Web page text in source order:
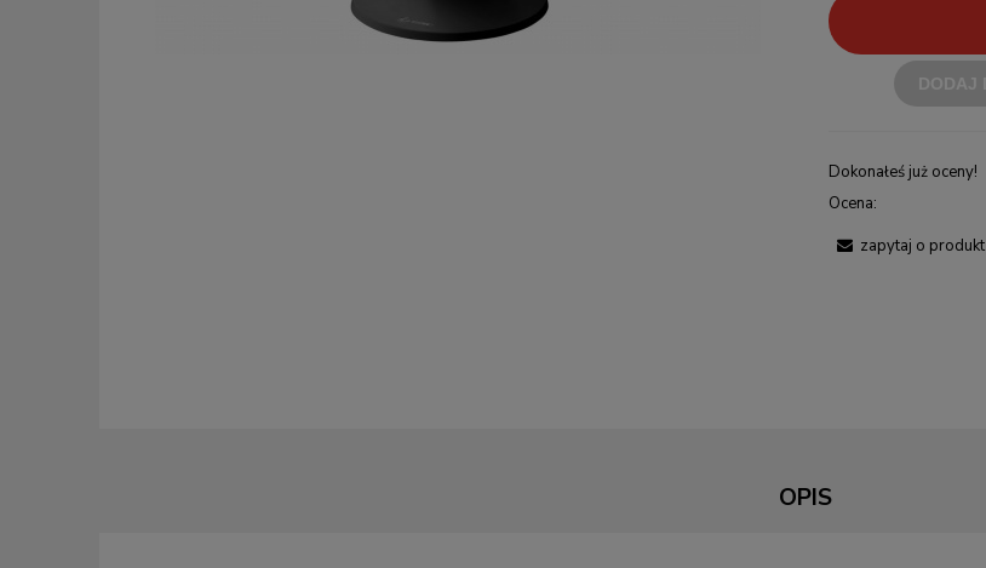
Dokonałeś już oceny!
Ocena:
zapytaj o produkt
OPIS